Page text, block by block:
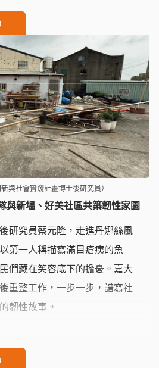
與新塭、好美社區共築韌性家園
與社會實踐計畫博士後研究員）
研究員蔡元隆，走進丹娜絲風
第一人稱描寫滿目瘡痍的魚
們藏在笑容底下的擔憂。嘉大
重整工作，一步一步，譜寫社
韌性故事。